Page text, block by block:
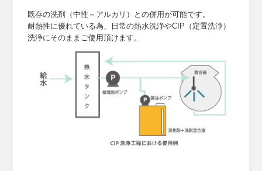
既存の洗剤（中性～アルカリ）との併用が可能です。
耐熱性に優れている為、日常の熱水洗浄やCIP （定置洗浄）
洗浄にそのままご使用頂けます。